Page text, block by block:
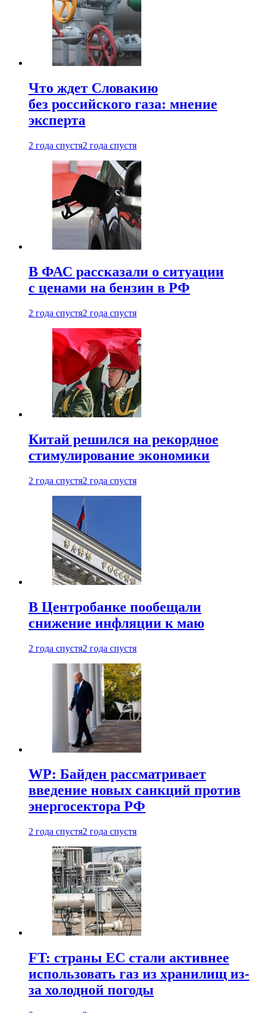
Что ждет Словакию
без российского газа: мнение
эксперта
2 года спустя2 года спустя
В ФАС рассказали о ситуации
с ценами на бензин в РФ
2 года спустя2 года спустя
Китай решился на рекордное
стимулирование экономики
2 года спустя2 года спустя
В Центробанке пообещали
снижение инфляции к маю
2 года спустя2 года спустя
WP: Байден рассматривает
введение новых санкций против
энергосектора РФ
2 года спустя2 года спустя
FT: страны ЕС стали активнее
использовать газ из хранилищ из-
за холодной погоды